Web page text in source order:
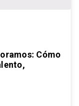
Cómo